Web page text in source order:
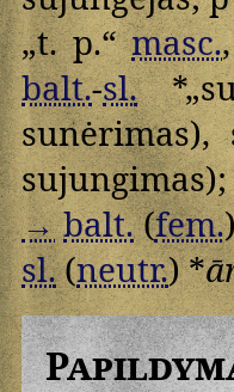
„t. p.“masc.
balt.-sl.
→balt.(fem.
sl.(neutr.) *